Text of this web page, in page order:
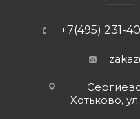
+7(495) 231-
Хотьково,